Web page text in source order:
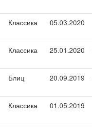
Классика 05.03.2020
Классика 25.01.2020
Блиц 20.09.2019
Классика 01.05.2019